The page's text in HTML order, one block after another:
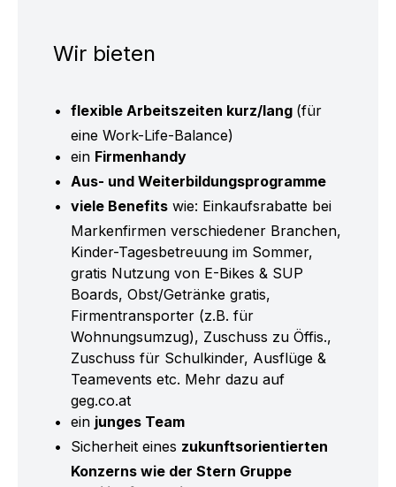
Wir bieten
flexible Arbeitszeiten kurz/lang (für
eine Work-Life-Balance)
ein Firmenhandy
Aus- und Weiterbildungsprogramme
viele Benefits wie: Einkaufsrabatte bei
Markenfirmen verschiedener Branchen,
Kinder-Tagesbetreuung im Sommer,
gratis Nutzung von E-Bikes & SUP
Boards, Obst/Getränke gratis,
Firmentransporter (z.B. für
Wohnungsumzug), Zuschuss zu Öffis.,
Zuschuss für Schulkinder, Ausflüge &
Teamevents etc. Mehr dazu auf
geg.co.at
ein junges Team
Sicherheit eines zukunftsorientierten
Konzerns wie der Stern Gruppe